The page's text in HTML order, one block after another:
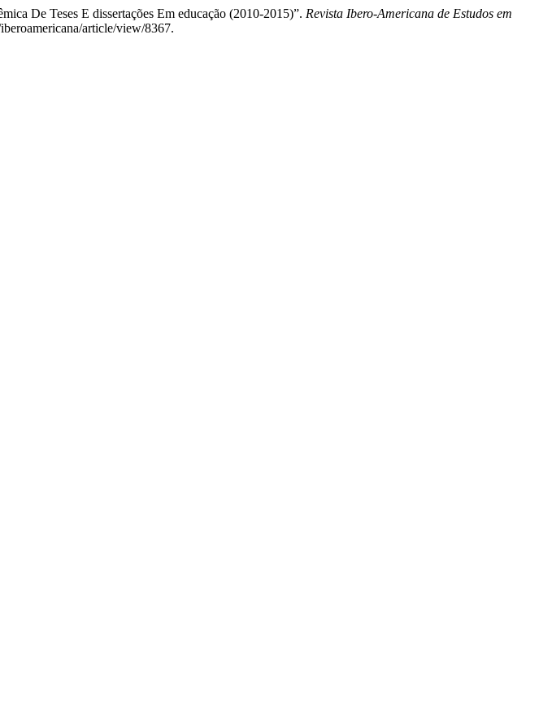
De Teses E dissertações Em educação (2010-2015)”. Revista Ibero-Americana de Estudos em
article/view/8367.